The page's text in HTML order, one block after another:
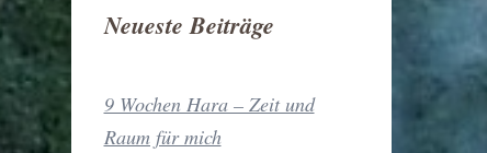
Neueste Beiträge
9 Wochen Hara – Zeit und
Raum für mich